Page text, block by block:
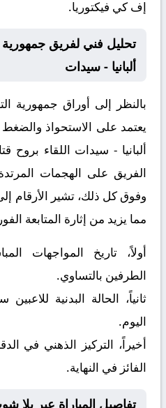
إف كي فيكتوريا.
تحليل فني لفريق
ألبانيا - سيدات
بالنظر إلى أوراق جمهورية
يعتمد على الاستحواذ
ألبانيا - سيدات اللقاء بروح
الفريق على الهجمات
وفوق كل ذلك، تشير الأرقام
مما يزيد من إثارة المتابعة
أولاً، تاريخ المواجهات
الطرفين بالتساوي.
ثانياً، الحالة البدنية
اليوم.
أخيراً، التركيز الذهني في
الفائز في النهاية.
تفاصيل المباراة عبر يلا